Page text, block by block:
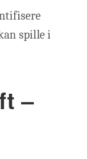
spille i
–